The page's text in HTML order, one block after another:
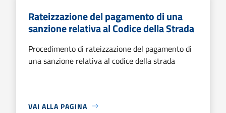
Rateizzazione del pagamento di una
sanzione relativa al Codice della Strada
Procedimento di rateizzazione del pagamento di
una sanzione relativa al codice della strada
VAI ALLA PAGINA